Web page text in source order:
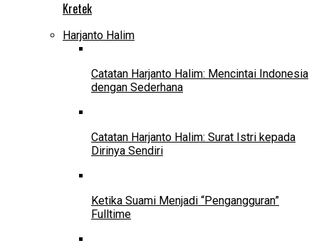
Kretek
Harjanto Halim
Catatan Harjanto Halim: Mencintai Indonesia
dengan Sederhana
Catatan Harjanto Halim: Surat Istri kepada
Dirinya Sendiri
Ketika Suami Menjadi “Pengangguran”
Fulltime